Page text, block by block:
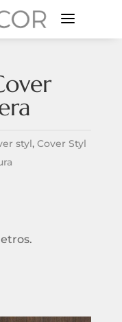
a
styl, Cover Styl